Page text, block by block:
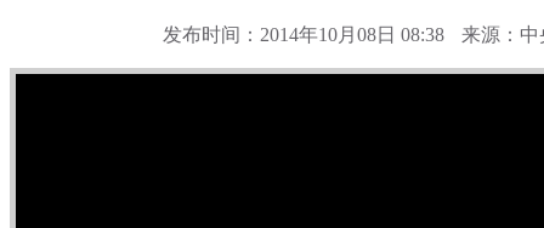
发布时间：2014年10月08日 08:38 来源：中